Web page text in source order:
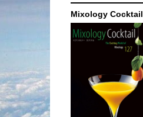
Mixology Cocktail